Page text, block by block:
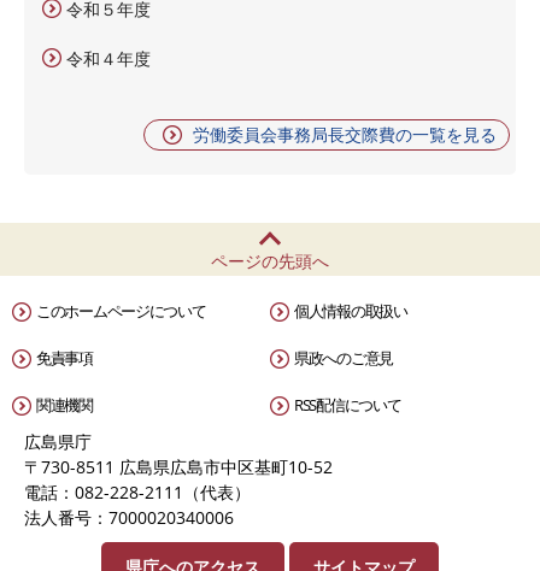
令和５年度
令和４年度
労働委員会事務局長交際費の一覧を見る
ページの先頭へ
このホームページについて 個人情報の取扱い
免責事項 県政へのご意見
関連機関 RSS配信について
広島県庁
〒730-8511 広島県広島市中区基町10-52
電話：082-228-2111（代表）
法人番号：7000020340006